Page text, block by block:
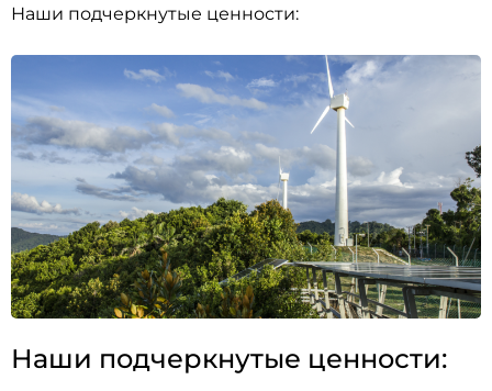
Наши подчеркнутые ценности:
Наши подчеркнутые ценности: